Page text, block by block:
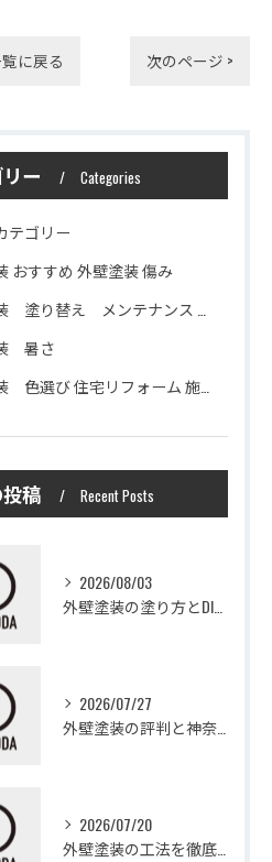
に戻る 次のページ >
ー Categories
テゴリー
おすすめ 外壁塗装 傷み
り替え メンテナンス 住宅塗装
暑さ
選び 住宅リフォーム 施工技術
稿 Recent Posts
2026/08/03
2026/07/27
2026/07/20